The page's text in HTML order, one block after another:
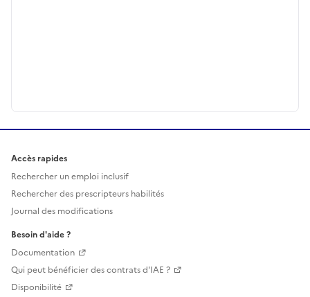
Accès rapides
Rechercher un emploi inclusif
Rechercher des prescripteurs habilités
Journal des modifications
Besoin d'aide ?
Documentation
Qui peut bénéficier des contrats d'IAE ?
Disponibilité